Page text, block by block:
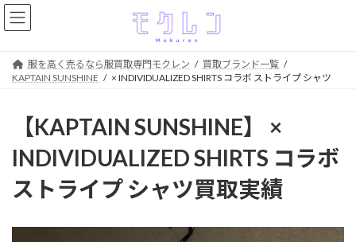
コ
ン
ナ
ビ
服を高く売るなら服買取専門モクレン
買取ブランド一覧
KAPTAIN SUNSHINE
× INDIVIDUALIZED SHIRTS コラボ ストライプ シャツ
【KAPTAIN SUNSHINE】 ×
INDIVIDUALIZED SHIRTS コラボ
ストライプ シャツ買取実績